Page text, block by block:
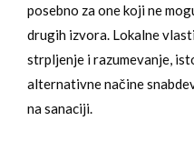
posebno za one koji ne
drugih izvora. Lokalne
strpljenje i razumevanje,
alternativne načine
na sanaciji.